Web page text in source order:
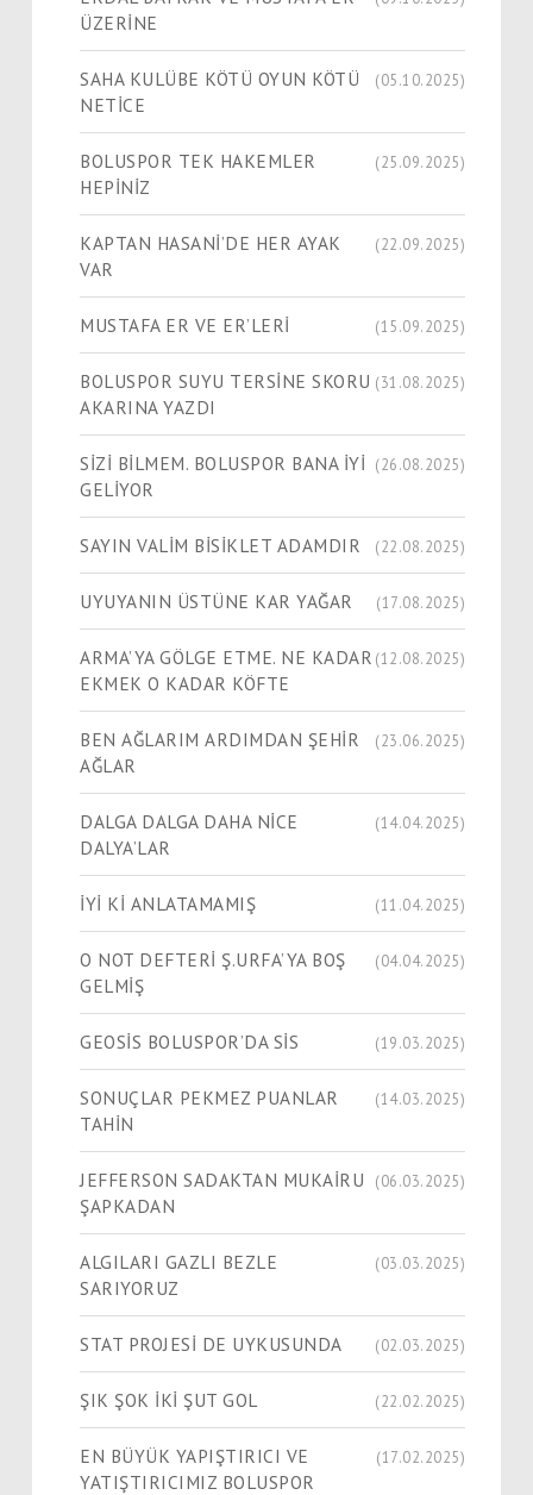
ÜZERİNE
SAHA KULÜBE KÖTÜ OYUN KÖTÜ
NETİCE
(05.10.2025)
BOLUSPOR TEK HAKEMLER
HEPİNİZ
(25.09.2025)
KAPTAN HASANİ’DE HER AYAK
VAR
(22.09.2025)
MUSTAFA ER VE ER’LERİ (15.09.2025)
BOLUSPOR SUYU TERSİNE SKORU
AKARINA YAZDI
(31.08.2025)
SİZİ BİLMEM. BOLUSPOR BANA İYİ
GELİYOR
(26.08.2025)
SAYIN VALİM BİSİKLET ADAMDIR (22.08.2025)
UYUYANIN ÜSTÜNE KAR YAĞAR (17.08.2025)
ARMA’YA GÖLGE ETME. NE KADAR
EKMEK O KADAR KÖFTE
(12.08.2025)
BEN AĞLARIM ARDIMDAN ŞEHİR
AĞLAR
(23.06.2025)
DALGA DALGA DAHA NİCE
DALYA’LAR
(14.04.2025)
İYİ Kİ ANLATAMAMIŞ (11.04.2025)
O NOT DEFTERİ Ş.URFA’YA BOŞ
GELMİŞ
(04.04.2025)
GEOSİS BOLUSPOR’DA SİS (19.03.2025)
SONUÇLAR PEKMEZ PUANLAR
TAHİN
(14.03.2025)
JEFFERSON SADAKTAN MUKAİRU
ŞAPKADAN
(06.03.2025)
ALGILARI GAZLI BEZLE
SARIYORUZ
(03.03.2025)
STAT PROJESİ DE UYKUSUNDA (02.03.2025)
ŞIK ŞOK İKİ ŞUT GOL (22.02.2025)
EN BÜYÜK YAPIŞTIRICI VE
YATIŞTIRICIMIZ BOLUSPOR
(17.02.2025)